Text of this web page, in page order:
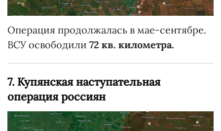
Операция продолжалась в мае-сентябре.
ВСУ освободили 72 кв. километра.
7. Купянская наступательная
операция россиян